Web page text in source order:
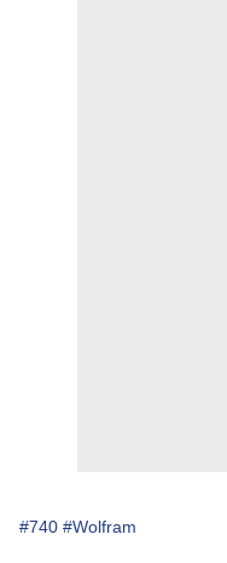
#740 #Wolfram